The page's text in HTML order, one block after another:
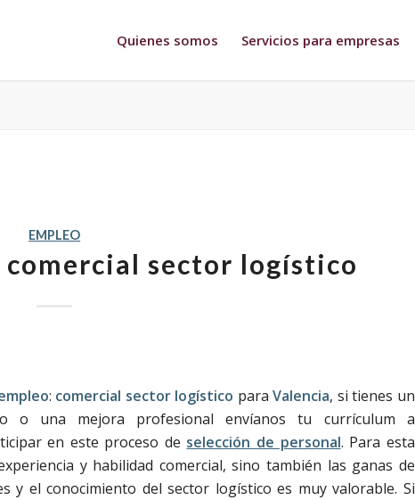
Quienes somos Servicios para empresas
EMPLEO
sector logístico
: comercial sector logístico paraValencia, si tienes un
o una mejora profesional envíanos tu currículum a
en este proceso de selección de personal. Para esta
y habilidad comercial, sino también las ganas de
y el conocimiento del sector logístico es muy valorable. Si